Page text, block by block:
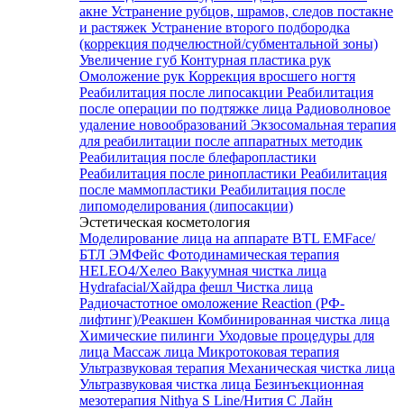
акне Устранение рубцов, шрамов, следов постакне
и растяжек Устранение второго подбородка
(коррекция подчелюстной/субментальной зоны)
Увеличение губ Контурная пластика рук
Омоложение рук Коррекция вросшего ногтя
Реабилитация после липосакции Реабилитация
после операции по подтяжке лица Радиоволновое
удаление новообразований Экзосомальная терапия
для реабилитации после аппаратных методик
Реабилитация после блефаропластики
Реабилитация после ринопластики Реабилитация
после маммопластики Реабилитация после
липомоделирования (липосакции)
Эстетическая косметология
Моделирование лица на аппарате BTL EMFace/
БТЛ ЭМФейс Фотодинамическая терапия
HELEO4/Хелео Вакуумная чистка лица
Hydrafacial/Хайдра фешл Чистка лица
Радиочастотное омоложение Reaction (РФ-
лифтинг)/Реакшен Комбинированная чистка лица
Химические пилинги Уходовые процедуры для
лица Массаж лица Микротоковая терапия
Ультразвуковая терапия Механическая чистка лица
Ультразвуковая чистка лица Безинъекционная
мезотерапия Nithya S Line/Нития С Лайн